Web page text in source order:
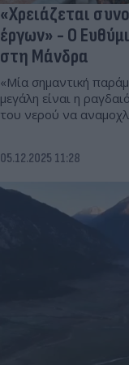
«Χρειάζεται
έργων» - Ο
στη Μάνδρα
«Μία σημαντική
μεγάλη είναι η
του νερού να
05.12.2025 11:28